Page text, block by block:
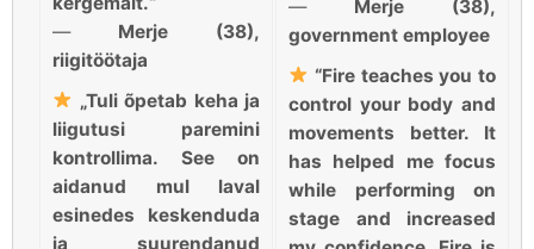
— Merje (38),
riigitöötaja
„Tuli õpetab keha ja
liigutusi paremini
kontrollima. See on
aidanud mul laval
esinedes keskenduda
ja suurendanud
— Merje (38),
government employee
“Fire teaches you to
control your body and
movements better. It
has helped me focus
while performing on
stage and increased